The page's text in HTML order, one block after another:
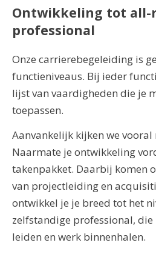
Ontwikkeling tot all-
professional
Onze carrierebegeleiding is
functieniveaus. Bij ieder
lijst van vaardigheden die je
toepassen.
Aanvankelijk kijken we vooral
Naarmate je ontwikkeling
takenpakket. Daarbij komen
van projectleiding en
ontwikkel je je breed tot het
zelfstandige professional,
leiden en werk binnenhalen.